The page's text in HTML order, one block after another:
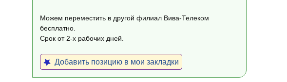
Можем переместить в другой филиал Вива-Телеком
бесплатно.
Срок от 2-х рабочих дней.
Добавить позицию в мои закладки